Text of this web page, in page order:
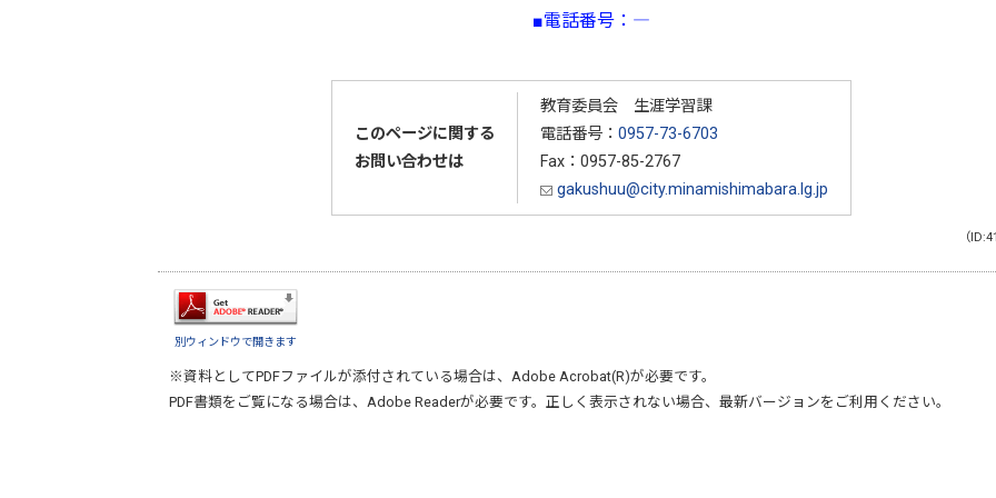
■電話番号：―
このページに関する
お問い合わせは
教育委員会 生涯学習課
電話番号： 0957-73-6703
Fax：0957-85-2767
gakushuu@city.minamishimabara.lg.jp
（
別ウィンドウで開きます
※資料としてPDFファイルが添付されている場合は、 Adobe Acrobat(R)が必要です。
PDF書類をご覧になる場合は、 Adobe Readerが必要です。正しく表示されない場合、最新バージョンをご利用ください。